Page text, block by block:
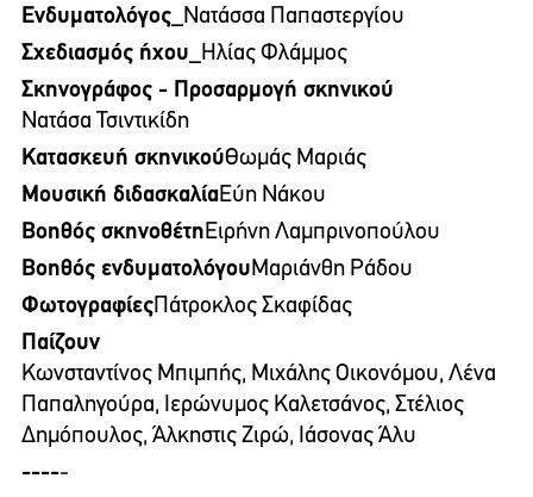
Ενδυματολόγος_ Νατάσσα Παπαστεργίου
Σχεδιασμός ήχου_ Ηλίας Φλάμμος
Σκηνογράφος - Προσαρμογή σκηνικού
Νατάσα Τσιντικίδη
Κατασκευή σκηνικούΘωμάς Μαριάς
Μουσική διδασκαλίαΕύη Νάκου
Βοηθός σκηνοθέτηΕιρήνη Λαμπρινοπούλου
Βοηθός ενδυματολόγουΜαριάνθη Ράδου
ΦωτογραφίεςΠάτροκλος Σκαφίδας
Παίζουν
Κωνσταντίνος Μπιμπής, Μιχάλης Οικονόμου, Λένα
Παπαληγούρα, Ιερώνυμος Καλετσάνος, Στέλιος
Δημόπουλος, Άλκηστις Ζιρώ, Ιάσονας Άλυ
-----